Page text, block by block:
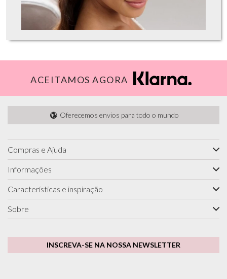
ACEITAMOS AGORA
Oferecemos envios para todo o mundo
Compras e Ajuda
Informações
Características e inspiração
Sobre
INSCREVA-SE NA NOSSA NEWSLETTER